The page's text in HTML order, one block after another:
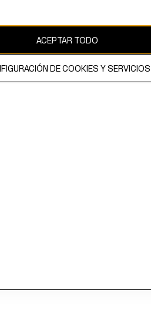
está protegido por copyright y es
Mauritz AB.ACEPTAR TODO
DE COOKIES Y SERVICIOS